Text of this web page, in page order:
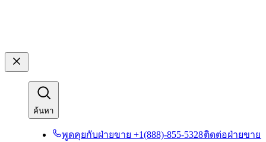
ค้นหา​​
พูดคุยกับฝ่ายขาย +1(888)-855-5328​​ติดต่อฝ่ายขาย​​